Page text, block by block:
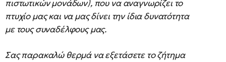
πιστωτικών μονάδων), που να αναγνωρίζει το
πτυχίο μας και να μας δίνει την ίδια δυνατότητα
με τους συναδέλφους μας.
Σας παρακαλώ θερμά να εξετάσετε το ζήτημα